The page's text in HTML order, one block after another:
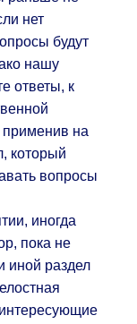
нет
будут
нашу
ответы, к
применив на
который
вопросы
иногда
пока не
иной раздел